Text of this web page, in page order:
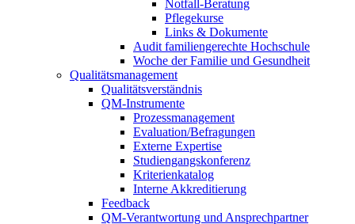
Notfall-Beratung
Pflegekurse
Links & Dokumente
Audit familiengerechte Hochschule
Woche der Familie und Gesundheit
Qualitätsmanagement
Qualitätsverständnis
QM-Instrumente
Prozessmanagement
Evaluation/Befragungen
Externe Expertise
Studiengangskonferenz
Kriterienkatalog
Interne Akkreditierung
Feedback
QM-Verantwortung und Ansprechpartner